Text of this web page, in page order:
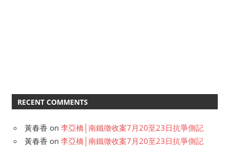
RECENT COMMENTS
黃春香 on 李亞橋│南鐵徵收案7月20至23日抗爭側記
黃春香 on 李亞橋│南鐵徵收案7月20至23日抗爭側記